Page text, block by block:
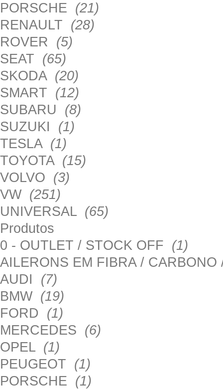
PORSCHE (21)
RENAULT (28)
ROVER (5)
SEAT (65)
SKODA (20)
SMART (12)
SUBARU (8)
SUZUKI (1)
TESLA (1)
TOYOTA (15)
VOLVO (3)
VW (251)
UNIVERSAL (65)
Produtos
0 - OUTLET / STOCK OFF (1)
AILERONS EM FIBRA /
AUDI (7)
BMW (19)
FORD (1)
MERCEDES (6)
OPEL (1)
PEUGEOT (1)
PORSCHE (1)